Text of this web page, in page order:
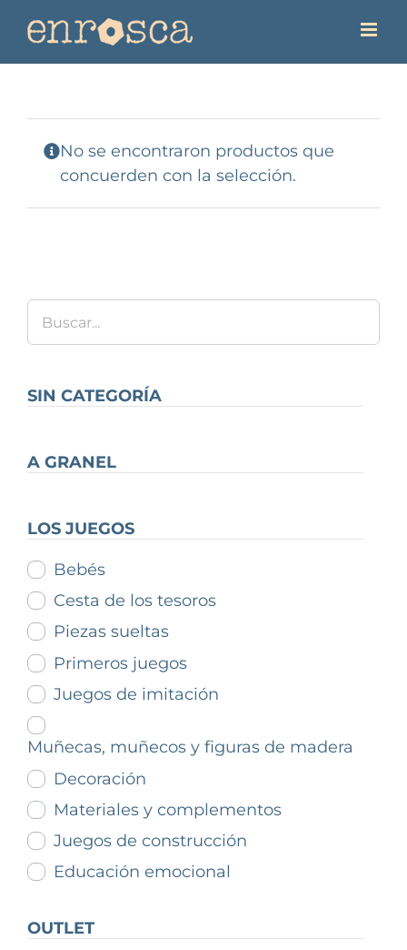
No se encontraron productos que
concuerden con la selección.
SIN CATEGORÍA
A GRANEL
LOS JUEGOS
Bebés
Cesta de los tesoros
Piezas sueltas
Primeros juegos
Juegos de imitación
Muñecas, muñecos y figuras de madera
Decoración
Materiales y complementos
Juegos de construcción
Educación emocional
OUTLET